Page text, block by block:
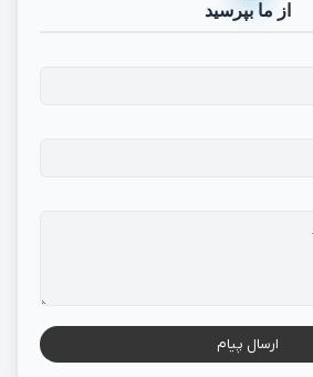
از ما بپرسید
ارسال پیام